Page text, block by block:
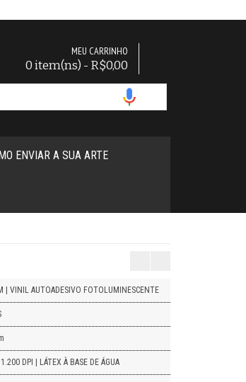
MEU CARRINHO
0 item(ns) - R$0,00
ENVIAR A SUA ARTE
| VINIL AUTOADESIVO FOTOLUMINESCENTE
DPI | LÁTEX À BASE DE ÁGUA